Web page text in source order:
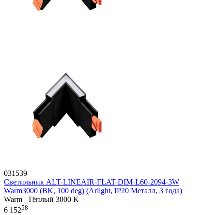
031539
Светильник ALT-LINEAIR-FLAT-DIM-L60-2094-3W
Warm3000 (BK, 100 deg) (Arlight, IP20 Металл, 3 года)
Warm | Тёплый 3000 K
6 15258